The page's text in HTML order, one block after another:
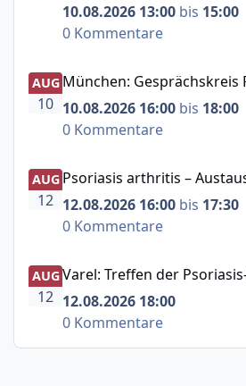
10.08.2026 13:00 bis 15:00
0 Kommentare
München: Gesprächskreis
AUG
10
München:
10.08.2026 16:00 bis 18:00
0 Kommentare
Psoriasis arthritis – Austausch für
AUG
12
Psoriasis arthritis –
12.08.2026 16:00 bis 17:30
0 Kommentare
Varel: Treffen der Psoriasis-
AUG
12
Varel: Treffen der
12.08.2026 18:00
0 Kommentare